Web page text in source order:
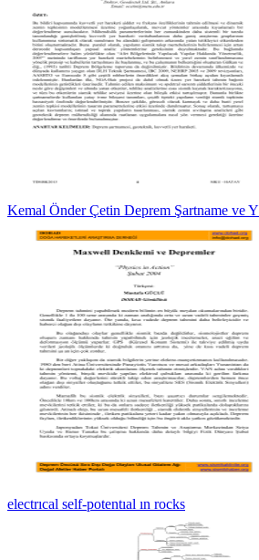
Kemal Önder Çetin Deprem Şartname ve
electrıcal self-potentıal ın rocks